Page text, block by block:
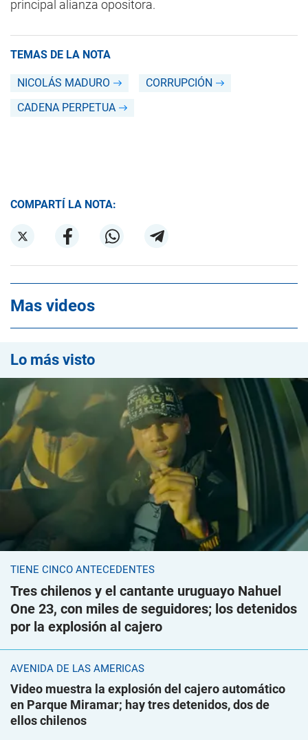
principal alianza opositora.
TEMAS DE LA NOTA
NICOLÁS MADURO
CORRUPCIÓN
CADENA PERPETUA
COMPARTÍ LA NOTA:
Mas videos
Lo más visto
TIENE CINCO ANTECEDENTES
Tres chilenos y el cantante uruguayo Nahuel
One 23, con miles de seguidores; los detenidos
por la explosión al cajero
AVENIDA DE LAS AMÉRICAS
Video muestra la explosión del cajero automático
en Parque Miramar; hay tres detenidos, dos de
ellos chilenos